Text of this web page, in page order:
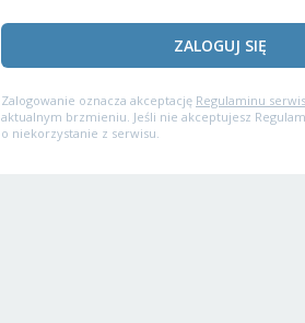
ZALOGUJ SIĘ
Zalogowanie oznacza akceptację Regulaminu
aktualnym brzmieniu. Jeśli nie akceptujesz
o niekorzystanie z serwisu.